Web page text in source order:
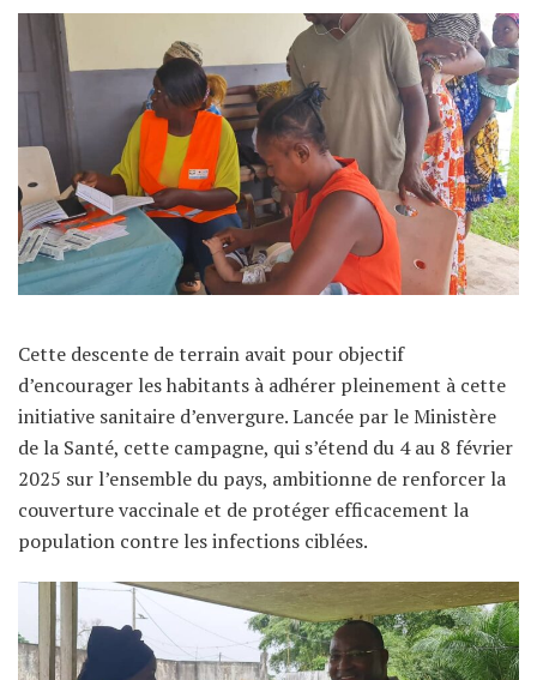
Cette descente de terrain avait pour objectif
d’encourager les habitants à adhérer pleinement à cette
initiative sanitaire d’envergure. Lancée par le Ministère
de la Santé, cette campagne, qui s’étend du 4 au 8 février
2025 sur l’ensemble du pays, ambitionne de renforcer la
couverture vaccinale et de protéger efficacement la
population contre les infections ciblées.